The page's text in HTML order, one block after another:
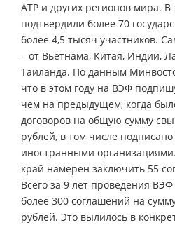
АТР и других регионов мира. В
подтвердили более 70
более 4,5 тысяч участников.
– от Вьетнама, Китая, Индии,
Таиланда. По данным
что в этом году на ВЭФ
чем на предыдущем, когда
договоров на общую сумму
рублей, в том числе подписано
иностранными
край намерен заключить 55
Всего за 9 лет проведения
более 300 соглашений на
рублей. Это вылилось в